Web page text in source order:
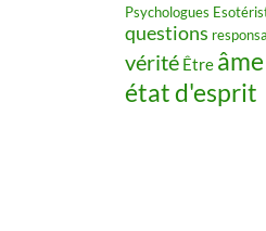
Psychologues
questions
vérité Être âme
état d'esprit